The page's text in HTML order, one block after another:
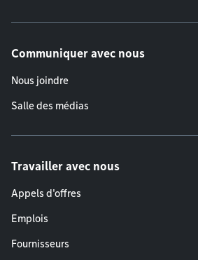
Communiquer avec nous
Nous joindre
Salle des médias
Travailler avec nous
Appels d'offres
Emplois
Fournisseurs